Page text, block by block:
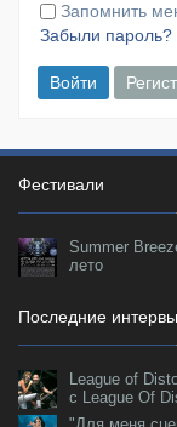
Запомнить
Забыли пароль?
Войти
Фестивали
Summer
лето
Последние
League of
с League Of